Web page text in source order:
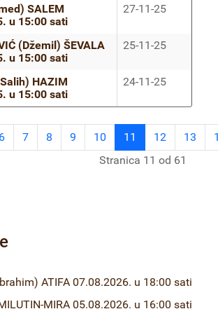
SALEM
u 15:00 sati
27-11-25
(Džemil) ŠEVALA
u 15:00 sati
25-11-25
HAZIM
u 15:00 sati
24-11-25
Stranica 11 od 61
6 7 8 9 10 11 12 13
ATIFA 07.08.2026. u 18:00 sati
MIRA 05.08.2026. u 16:00 sati